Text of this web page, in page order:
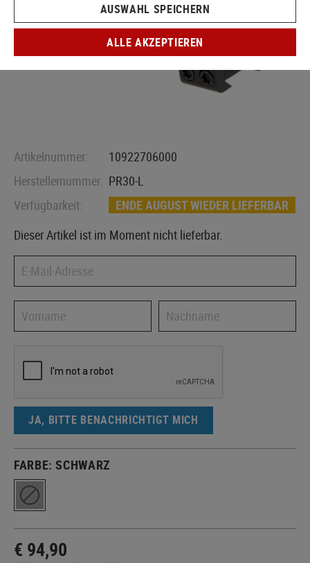
Artikelnummer:
10922706000
Herstellernummer: PR30-L
Verfügbarkeit:
ENDE AUGUST WIEDER LIEFERBAR
Dieser Artikel ist im Moment nicht lieferbar.
JA, BITTE BENACHRICHTIGT MICH
FARBE:SCHWARZ
€ 94,90
AUSWAHL SPEICHERN
ALLE AKZEPTIEREN